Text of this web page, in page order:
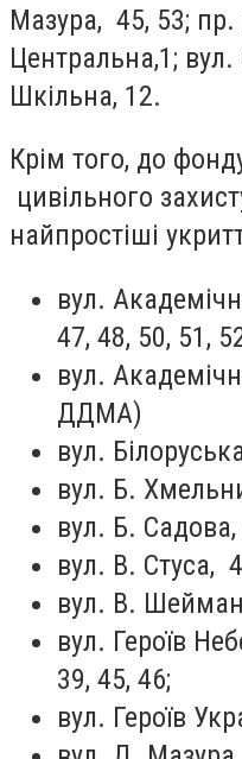
Мазура, 45, 53; пр.
Центральна,1;
Шкільна, 12.
Крім того, до
цивільного
найпростіші
вул.
47, 48, 50, 51,
вул.
ДДМА)
вул.
вул. Б.
вул. Б. Садова,
вул. В. Стуса,
вул. В.
вул. Героїв
39, 45, 46;
вул. Героїв